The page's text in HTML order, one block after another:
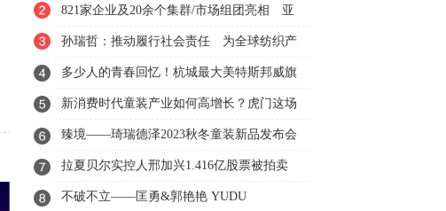
821家企业及20余个集群/市场组团亮相 亚
洲最大服装服饰展圆满落幕
孙瑞哲：推动履行社会责任 为全球纺织产
业复苏注入正能量
多少人的青春回忆！杭城最大美特斯邦威旗
舰店关门？回应来了
新消费时代童装产业如何高增长？虎门这场
智慧峰会给出更多新思路
臻境——琦瑞德泽2023秋冬童装新品发布会
拉夏贝尔实控人邢加兴1.416亿股票被拍卖
5家公司出手
不破不立——匡勇&郭艳艳 YUDU